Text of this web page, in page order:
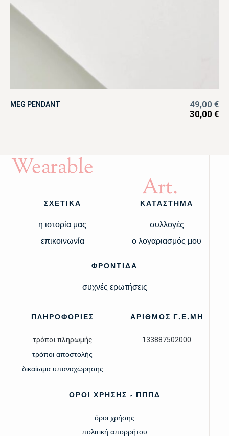
MEG PENDANT 49,00€
30,00 €
Wearable
Art.
ΣΧΕΤΙΚΑ
η ιστορία μας
επικοινωνία
ΚΑΤΑΣΤΗΜΑ
συλλογές
ο λογαριασμός μου
ΦΡΟΝΤΙΔΑ
συχνές ερωτήσεις
ΠΛΗΡΟΦΟΡΙΕΣ
τρόποι πληρωμής
τρόποι αποστολής
δικαίωμα υπαναχώρησης
ΑΡΙΘΜΟΣ Γ.Ε.ΜΗ
133887502000
ΟΡΟΙ ΧΡΗΣΗΣ - ΠΠΠΔ
όροι χρήσης
πολιτική απορρήτου